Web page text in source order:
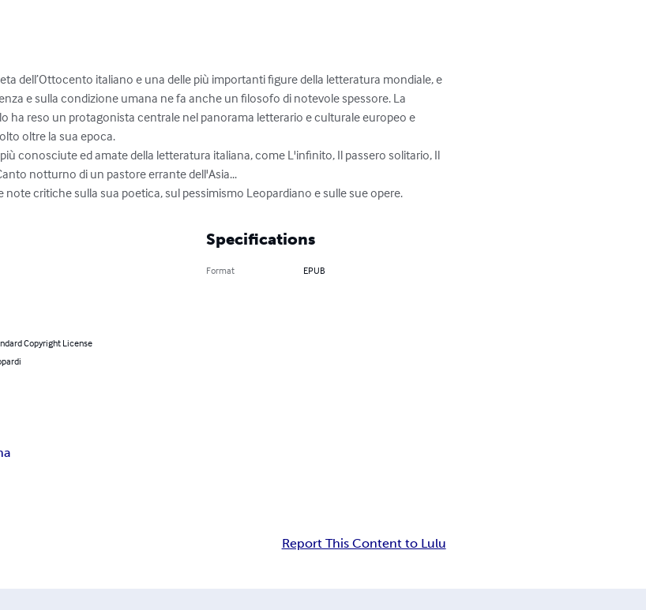
dell’Ottocento italiano e una delle più importanti figure della letteratura mondiale, e
e sulla condizione umana ne fa anche un filosofo di notevole spessore. La
ha reso un protagonista centrale nel panorama letterario e culturale europeo e
oltre la sua epoca.
conosciute ed amate della letteratura italiana, come L'infinito, Il passero solitario, Il
notturno di un pastore errante dell'Asia...
note critiche sulla sua poetica, sul pessimismo Leopardiano e sulle sue opere.
Copyright License
Specifications
Format EPUB
Report This Content to Lulu